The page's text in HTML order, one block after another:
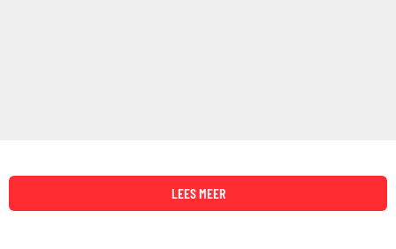
LEES MEER